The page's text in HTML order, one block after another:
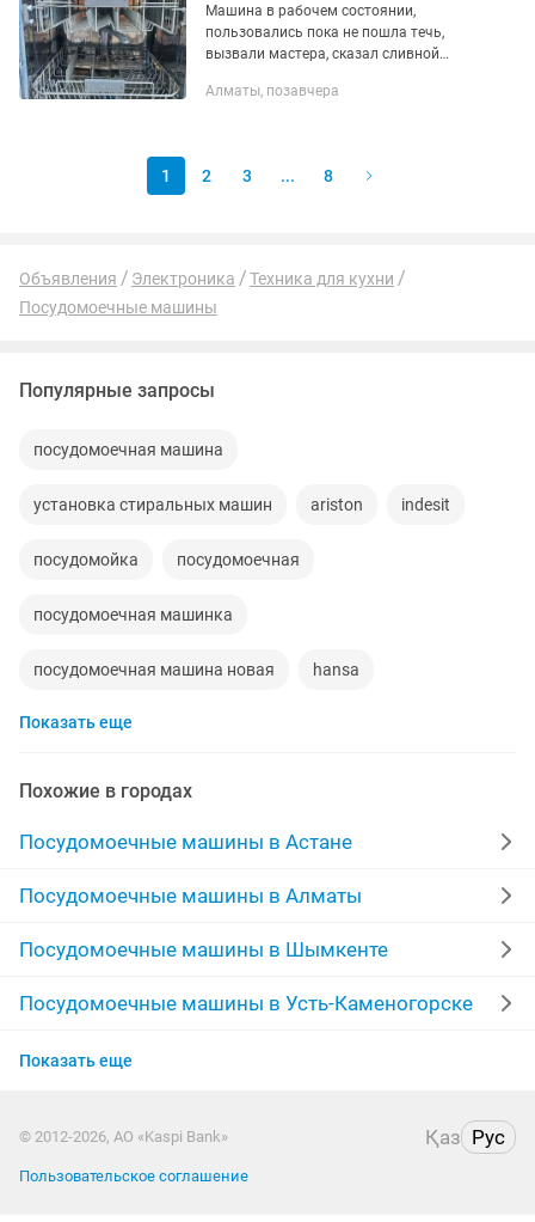
Машина в рабочем состоянии,
пользовались пока не пошла течь,
вызвали мастера, сказал сливной
раз не стали вызывать, лишние деньги
Алматы, позавчера
1 2 3 ... 8
Объявления Электроника
Техника для кухни
Посудомоечные машины
Популярные запросы
посудомоечная машина
установка стиральных машин ariston indesit
посудомойка посудомоечная
посудомоечная машинка
посудомоечная машина новая hansa
компактный
посудомоечная машина hansa
посудомоечная машинп стоит
hansa посудомоечная посудамоечная
встраиваемая посудомоечная
посудомоичная машина
Показать еще
Похожие в городах
Посудомоечные машины в Астане
Посудомоечные машины в Алматы
Посудомоечные машины в Шымкенте
Посудомоечные машины в Усть-Каменогорске
Посудомоечные машины в Актобе
Посудомоечные машины в Уральске
Показать еще
© 2012-2026, АО «Kaspi Bank» Қаз Рус
Пользовательское соглашение